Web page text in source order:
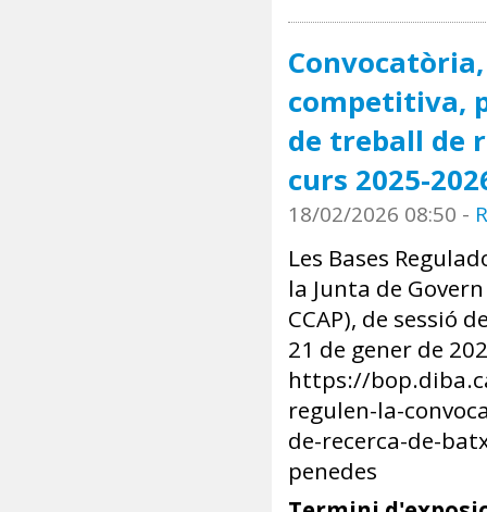
competitiva,
de treball de
curs 2025-
18/02/2026 08:50 -
Les Bases
la Junta de
CCAP), de sessió
21 de gener de
https://
regulen-la-
de-recerca-de-
penedes